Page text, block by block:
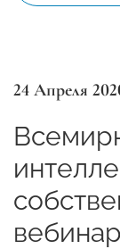
24 Апреля